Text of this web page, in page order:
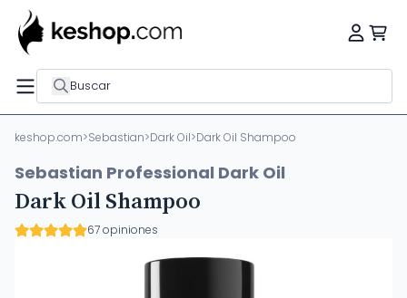
Buscar
keshop.com>Sebastian>Dark Oil>Dark Oil Shampoo
Sebastian Professional Dark Oil
Dark Oil Shampoo
67 opiniones